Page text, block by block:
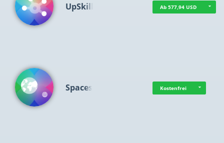
UpSkill Ab 577,94 USD
Spaces Kostenfrei